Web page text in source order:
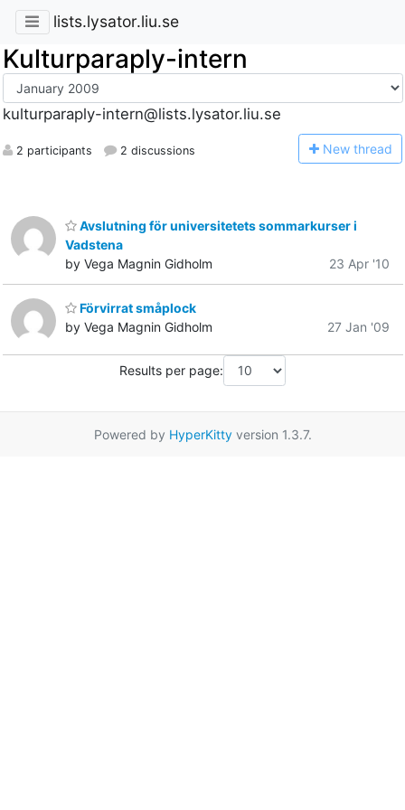
lists.lysator.liu.se
Kulturparaply-intern
kulturparaply-intern@lists.lysator.liu.se
2 participants 2 discussions New thread
Avslutning för universitetets sommarkurser i
Vadstena
by Vega Magnin Gidholm
23 Apr '10
Förvirrat småplock
by Vega Magnin Gidholm
27 Jan '09
Results per page:
Powered by HyperKittyversion 1.3.7.